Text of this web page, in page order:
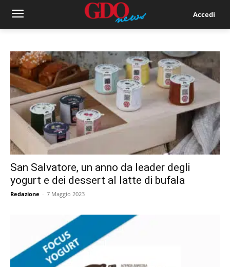
Accedi
San Salvatore, un anno da leader degli
yogurt e dei dessert al latte di bufala
Redazione - 7 Maggio 2023